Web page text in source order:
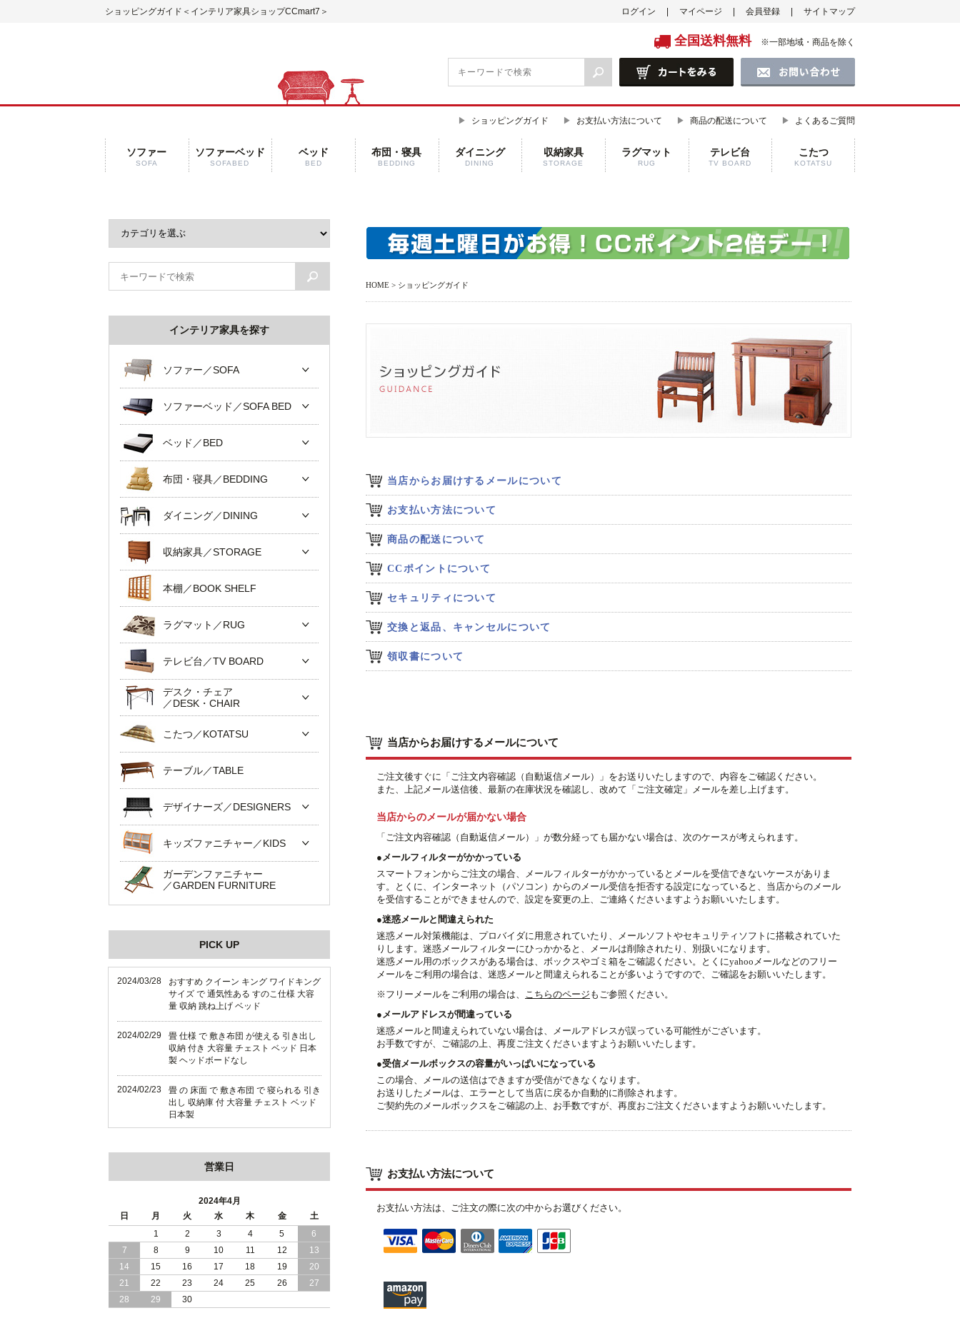
ショッピングガイド＜インテリア家具ショップCCmart7＞ ログイン マイページ 会員登録 サイトマップ
全国送料無料 ※一部地域・商品を除く
ショッピングガイド お支払い方法について 商品の配送について よくあるご質問
ソファー
SOFA
ソファーベッド
SOFABED
ベッド
BED
布団・寝具
BEDDING
ダイニング
DINING
収納家具
STORAGE
ラグマット
RUG
テレビ台
TV BOARD
こたつ
KOTATSU
HOME > ショッピングガイド
当店からお届けするメールについて
お支払い方法について
商品の配送について
CCポイントについて
セキュリティについて
交換と返品、キャンセルについて
領収書について
当店からお届けするメールについて
ご注文後すぐに「ご注文内容確認（自動返信メール）」をお送りいたしますので、内容をご確認ください。
また、上記メール送信後、最新の在庫状況を確認し、改めて「ご注文確定」メールを差し上げます。
当店からのメールが届かない場合
「ご注文内容確認（自動返信メール）」が数分経っても届かない場合は、次のケースが考えられます。
●メールフィルターがかかっている
スマートフォンからご注文の場合、メールフィルターがかかっているとメールを受信できないケースがありま
す。とくに、インターネット（パソコン）からのメール受信を拒否する設定になっていると、当店からのメール
を受信することができませんので、設定を変更の上、ご連絡くださいますようお願いいたします。
●迷惑メールと間違えられた
迷惑メール対策機能は、プロバイダに用意されていたり、メールソフトやセキュリティソフトに搭載されていた
りします。迷惑メールフィルターにひっかかると、メールは削除されたり、別扱いになります。
迷惑メール用のボックスがある場合は、ボックスやゴミ箱をご確認ください。とくにyahooメールなどのフリー
メールをご利用の場合は、迷惑メールと間違えられることが多いようですので、ご確認をお願いいたします。
※フリーメールをご利用の場合は、 こちらのページ もご参照ください。
●メールアドレスが間違っている
迷惑メールと間違えられていない場合は、メールアドレスが誤っている可能性がございます。
お手数ですが、ご確認の上、再度ご注文くださいますようお願いいたします。
●受信メールボックスの容量がいっぱいになっている
この場合、メールの送信はできますが受信ができなくなります。
お送りしたメールは、エラーとして当店に戻るか自動的に削除されます。
ご契約先のメールボックスをご確認の上、お手数ですが、再度おご注文くださいますようお願いいたします。
お支払い方法について
お支払い方法は、ご注文の際に次の中からお選びください。
インテリア家具を探す
ソファー／SOFA
ソファーベッド／SOFA BED
ベッド／BED
布団・寝具／BEDDING
ダイニング／DINING
収納家具／STORAGE
本棚／BOOK SHELF
ラグマット／RUG
テレビ台／TV BOARD
デスク・チェア
／DESK・CHAIR
こたつ／KOTATSU
テーブル／TABLE
デザイナーズ／DESIGNERS
キッズファニチャー／KIDS
ガーデンファニチャー
／GARDEN FURNITURE
PICK UP
2024/03/28
おすすめ クイーン キング ワイドキング
サイズ で 通気性ある すのこ仕様 大容
量 収納 跳ね上げ ベッド
2024/02/29
畳 仕様 で 敷き布団 が使える 引き出し
収納 付き 大容量 チェスト ベッド 日本
製 ヘッドボードなし
2024/02/23
畳 の 床面 で 敷き布団 で 寝られる 引き
出し 収納庫 付 大容量 チェスト ベッド
日本製
タイリッシュ 国産 日本製 チェスト ベ
2024/02/02
日本製 引出し 収納 と 棚 コンセント が
付いた シンプル デザイン チェスト ベ
ッド
2024/01/24
シンプル スタイリッシュ 引出し 収納
モダンライト コンセント 付き 日本製
営業日
2024年4月
日
月 火 水 木 金
土
1
2 3 4 5
6
7
8 9 10 11 12
13
14
15 16 17 18 19
20
21
22 23 24 25 26
27
28
29 30